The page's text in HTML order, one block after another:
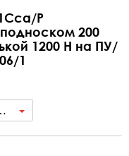
Р
200
1200 Н на ПУ/
1
1200Н, ПУ/ТПУ/ТПУ